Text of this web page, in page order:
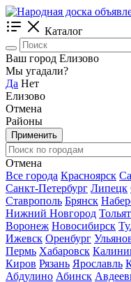
Каталог
Ваш город Елизово
Мы угадали?
Да Нет
Елизово
Отмена
Районы
Применить
Отмена
Все города Красноярск
Санкт-Петербург Липецк
Ставрополь Брянск
Нижний Новгород
Воронеж Новосибирск
Ижевск Оренбург
Пермь Хабаровск
Киров Рязань Ярославль
Абдулино Абинск